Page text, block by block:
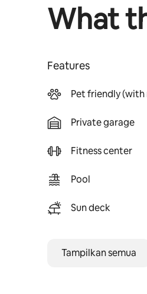
What
Features
Pet friendly
Private garage
Fitness center
Pool
Sun deck
Tampilkan semua